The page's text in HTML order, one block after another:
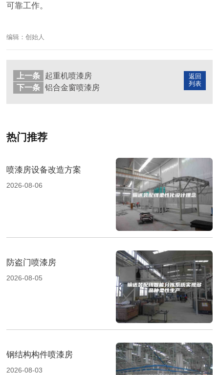
可靠工作。
编辑：创始人
返回
列表
上一条
起重机喷漆房
下一条
铝合金窗喷漆房
热门推荐
喷漆房设备改造方案
2026-08-06
防盗门喷漆房
2026-08-05
钢结构构件喷漆房
2026-08-03